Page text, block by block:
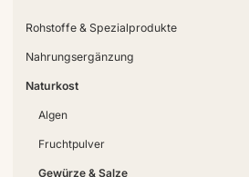
Rohstoffe & Spezialprodukte
Nahrungsergänzung
Naturkost
Algen
Fruchtpulver
Gewürze & Salze